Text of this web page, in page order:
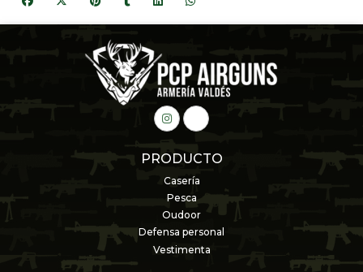
PRODUCTO
Casería
Pesca
Oudoor
Defensa personal
Vestimenta